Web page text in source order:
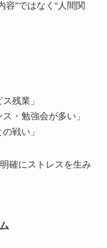
”ではなく“人間関
残業」
・勉強会が多い」
戦い」
確にストレスを生み